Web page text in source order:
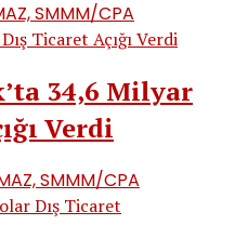
SMMM/CPA
34,6 Milyar
Verdi
SMMM/CPA